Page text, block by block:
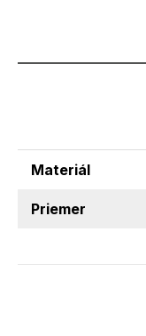
Materiál
Priemer